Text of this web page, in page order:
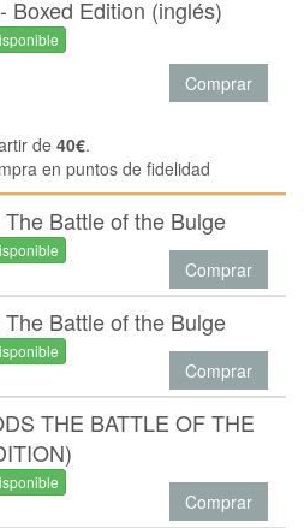
Boxed Edition (inglés)
Comprar
de 40€.
en puntos de fidelidad
Battle of the Bulge
Comprar
Battle of the Bulge
Comprar
THE BATTLE OF THE
Comprar